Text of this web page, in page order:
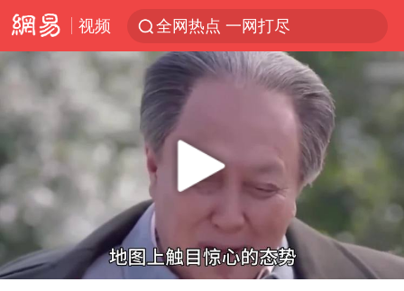
视频 全网热点 一网打尽
Play
00:00 06:41